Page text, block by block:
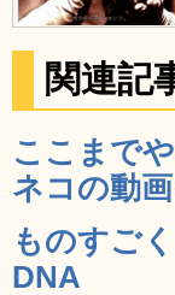
関連記
ここまで
ネコの動
ものすご
DNA